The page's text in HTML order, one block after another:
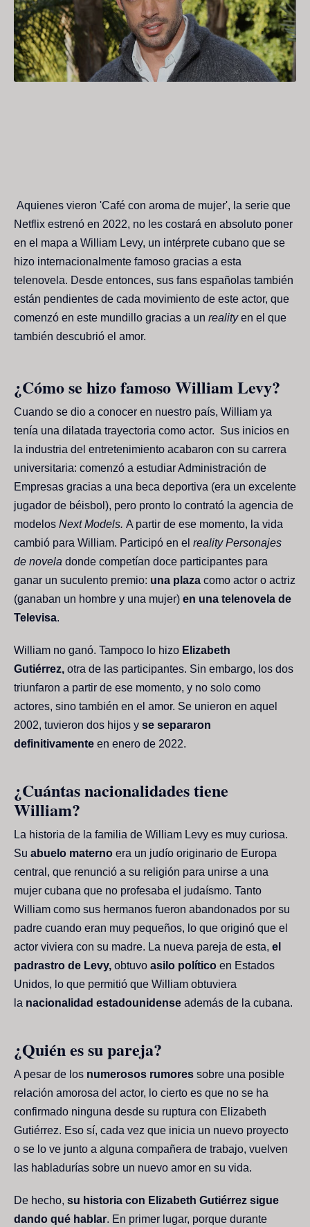
Aquienes vieron 'Café con aroma de mujer', la serie que
Netflix estrenó en 2022, no les costará en absoluto poner
en el mapa a William Levy, un intérprete cubano que se
hizo internacionalmente famoso gracias a esta
telenovela. Desde entonces, sus fans españolas también
están pendientes de cada movimiento de este actor, que
comenzó en este mundillo gracias a un reality en el que
también descubrió el amor.
¿Cómo se hizo famoso William Levy?
Cuando se dio a conocer en nuestro país, William ya
tenía una dilatada trayectoria como actor. Sus inicios en
la industria del entretenimiento acabaron con su carrera
universitaria: comenzó a estudiar Administración de
Empresas gracias a una beca deportiva (era un excelente
jugador de béisbol), pero pronto lo contrató la agencia de
modelos Next Models. A partir de ese momento, la vida
cambió para William. Participó en el reality Personajes
de novela donde competían doce participantes para
ganar un suculento premio: una plaza como actor o actriz
(ganaban un hombre y una mujer) en una telenovela de
Televisa.
William no ganó. Tampoco lo hizo Elizabeth
Gutiérrez, otra de las participantes. Sin embargo, los dos
triunfaron a partir de ese momento, y no solo como
actores, sino también en el amor. Se unieron en aquel
2002, tuvieron dos hijos y se separaron
definitivamente en enero de 2022.
¿Cuántas nacionalidades tiene
William?
La historia de la familia de William Levy es muy curiosa.
Su abuelo materno era un judío originario de Europa
central, que renunció a su religión para unirse a una
mujer cubana que no profesaba el judaísmo. Tanto
William como sus hermanos fueron abandonados por su
padre cuando eran muy pequeños, lo que originó que el
actor viviera con su madre. La nueva pareja de esta, el
padrastro de Levy, obtuvo asilo político en Estados
Unidos, lo que permitió que William obtuviera
la nacionalidad estadounidense además de la cubana.
¿Quién es su pareja?
A pesar de los numerosos rumores sobre una posible
relación amorosa del actor, lo cierto es que no se ha
confirmado ninguna desde su ruptura con Elizabeth
Gutiérrez. Eso sí, cada vez que inicia un nuevo proyecto
o se lo ve junto a alguna compañera de trabajo, vuelven
las habladurías sobre un nuevo amor en su vida.
De hecho, su historia con Elizabeth Gutiérrez sigue
dando qué hablar. En primer lugar, porque durante